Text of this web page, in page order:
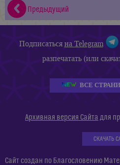
Предыдущий
Подписатьсяна Telegram
разпечатать (или
ВСЕ
Архивная версия Сайта для
СКАЧАТЬ
Сайт создан по Благословению